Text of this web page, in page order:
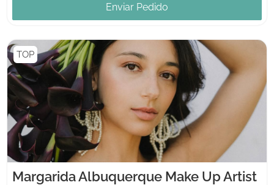
Enviar Pedido
TOP
Margarida Albuquerque Make Up Artist